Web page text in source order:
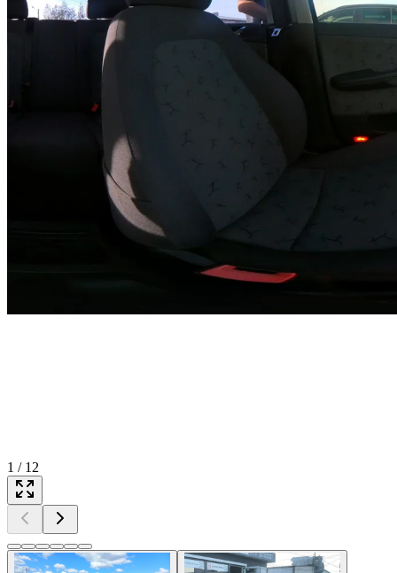
1 / 12